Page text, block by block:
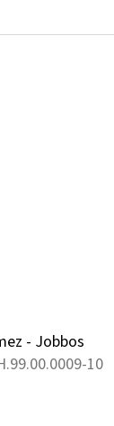
- Jobbos
10